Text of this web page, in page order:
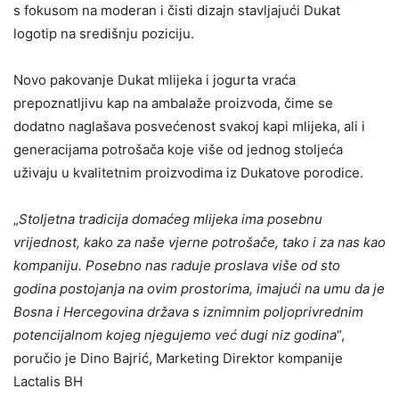
s fokusom na moderan i čisti dizajn stavljajući Dukat
logotip na središnju poziciju.
Novo pakovanje Dukat mlijeka i jogurta vraća
prepoznatljivu kap na ambalaže proizvoda, čime se
dodatno naglašava posvećenost svakoj kapi mlijeka, ali i
generacijama potrošača koje više od jednog stoljeća
uživaju u kvalitetnim proizvodima iz Dukatove porodice.
„Stoljetna tradicija domaćeg mlijeka ima posebnu
vrijednost, kako za naše vjerne potrošače, tako i za nas kao
kompaniju. Posebno nas raduje proslava više od sto
godina postojanja na ovim prostorima, imajući na umu da je
Bosna i Hercegovina država s iznimnim poljoprivrednim
potencijalnom kojeg njegujemo već dugi niz godina“,
poručio je Dino Bajrić, Marketing Direktor kompanije
Lactalis BH